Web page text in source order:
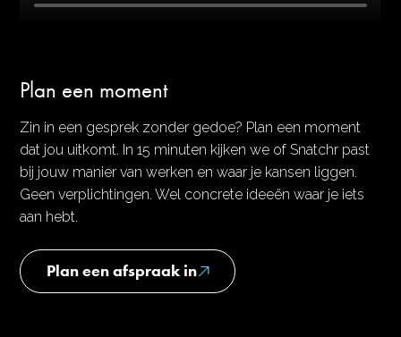
Plan een moment
Zin in een gesprek zonder gedoe? Plan een moment
dat jou uitkomt. In 15 minuten kijken we of Snatchr past
bij jouw manier van werken en waar je kansen liggen.
Geen verplichtingen. Wel concrete ideeën waar je iets
aan hebt.
Plan een afspraak in